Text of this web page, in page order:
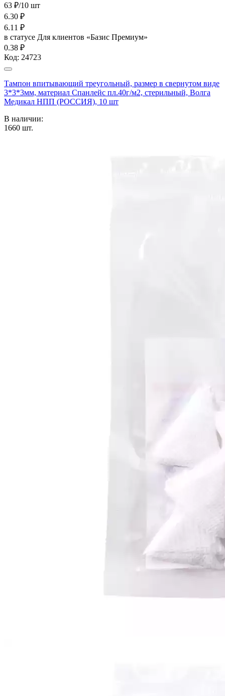
63 ₽/10 шт
6.30 ₽
6.11 ₽
в статусе Для клиентов «Базис Премиум»
0.38 ₽
Код: 24723
Тампон впитывающий треугольный, размер в свернутом виде
3*3*3мм, материал Спанлейс пл.40г/м2, стерильный, Волга
Медикал НПП (РОССИЯ), 10 шт
В наличии:
1660 шт.